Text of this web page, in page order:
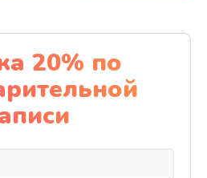
платы
1100 руб.20% по